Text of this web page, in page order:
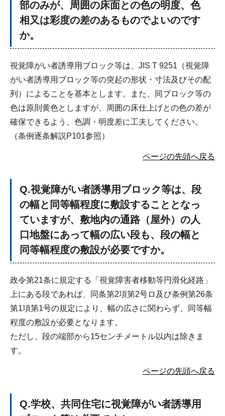
部のみが、周囲の床面との色の明度、色
相又は彩度の差のあるものでよいのです
か。
視覚障がい者誘導用ブロック等は、JIS T 9251（視覚障
がい者誘導用ブロック等の突起の形状・寸法及びその配
列）によることを基本とします。また、同ブロック等の
色は原則黄色としますが、周囲の床仕上げとの色の差が
確保できるよう、色調・明度差に工夫してください。
（条例逐条解説P101参照）
ページの先頭へ戻る
Q.視覚障がい者誘導用ブロック等は、段
の幅と同等幅程度に敷設することとなっ
ていますが、敷地内の通路（屋外）の人
口地盤にあって幅の広い段も、段の幅と
同等幅程度の敷設が必要ですか。
政令第21条に規定する「視覚障害者移動等円滑化経路」
上にある段であれば、同条第2項第2号ロ及び条例第26条
第1項第1号の規定により、幅の広さに関わらず、同等幅
程度の敷設が必要となります。
ただし、段の端部から15センチメートル以内は除きま
す。
ページの先頭へ戻る
Q.学校、共同住宅に視覚障がい者誘導用